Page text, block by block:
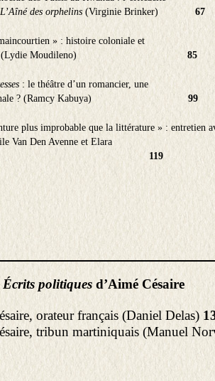
L’Aîné des orphelins (Virginie Brinker) 67
» : histoire coloniale et
(Lydie Moudileno) 85
: le théâtre d’un romancier, une
? (Ramcy Kabuya) 99
plus improbable que la littérature » : entretien
Van Den Avenne et Elara
119
Écrits politiques d’Aimé Césaire
orateur français (Daniel Delas)
tribun martiniquais (Manuel